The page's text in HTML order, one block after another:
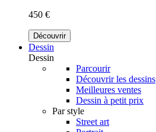
450 €
Découvrir
Dessin
Dessin
Parcourir
Découvrir les dessins
Meilleures ventes
Dessin à petit prix
Par style
Street art